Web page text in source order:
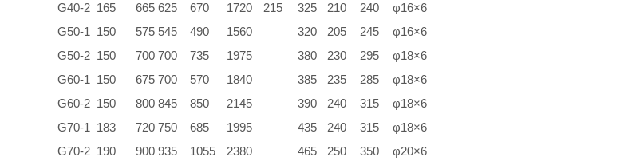
G40-2 165 665 625 670 1720 215 325 210 240
φ16×6
G50-1
150 575 545 490 1560 320 205 245
φ16×6
G50-2 150 700 700 735 1975 380 230 295
φ18×6
G60-1
150 675 700 570 1840 385 235 285
φ18×6
G60-2 150 800 845 850 2145 390 240 315
φ18×6
G70-1
183 720 750 685 1995 435 240 315
φ18×6
G70-2 190 900 935 1055 2380 465 250 350
φ20×6